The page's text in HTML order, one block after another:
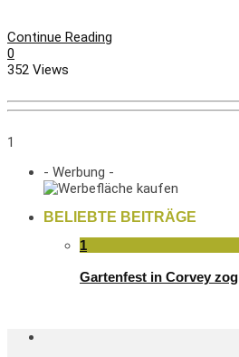
Continue Reading
0
352 Views
1
- Werbung -
BELIEBTE BEITRÄGE
1
Gartenfest in Corvey